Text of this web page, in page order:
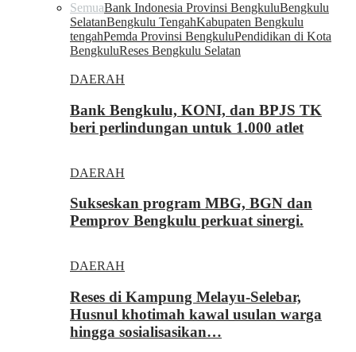
SemuaBank Indonesia Provinsi BengkuluBengkulu
SelatanBengkulu TengahKabupaten Bengkulu
tengahPemda Provinsi BengkuluPendidikan di Kota
BengkuluReses Bengkulu Selatan
DAERAH
Bank Bengkulu, KONI, dan BPJS TK
beri perlindungan untuk 1.000 atlet
DAERAH
Sukseskan program MBG, BGN dan
Pemprov Bengkulu perkuat sinergi.
DAERAH
Reses di Kampung Melayu-Selebar,
Husnul khotimah kawal usulan warga
hingga sosialisasikan…